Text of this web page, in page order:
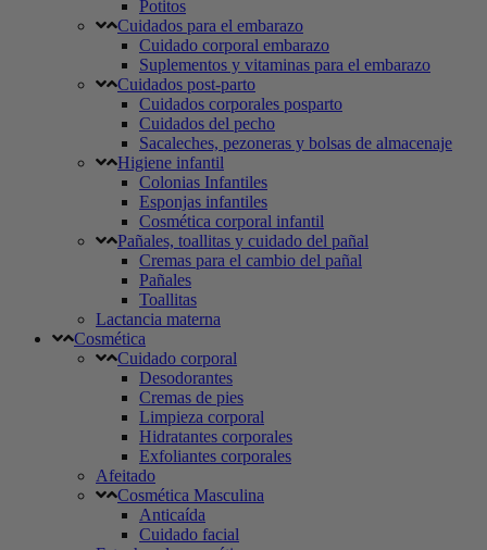
Potitos
Cuidados para el embarazo
Cuidado corporal embarazo
Suplementos y vitaminas para el embarazo
Cuidados post-parto
Cuidados corporales posparto
Cuidados del pecho
Sacaleches, pezoneras y bolsas de almacenaje
Higiene infantil
Colonias Infantiles
Esponjas infantiles
Cosmética corporal infantil
Pañales, toallitas y cuidado del pañal
Cremas para el cambio del pañal
Pañales
Toallitas
Lactancia materna
Cosmética
Cuidado corporal
Desodorantes
Cremas de pies
Limpieza corporal
Hidratantes corporales
Exfoliantes corporales
Afeitado
Cosmética Masculina
Anticaída
Cuidado facial